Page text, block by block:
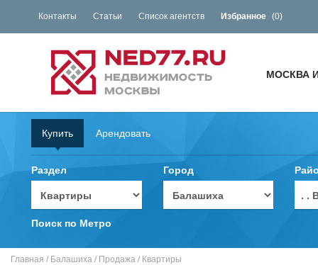
Контакты Статьи Список агентств Избранное (0)
МОСКВА
Купить Арендовать
Раздел Город
. .
Поиск по Метро
Главная / Балашиха / Продажа / Квартиры